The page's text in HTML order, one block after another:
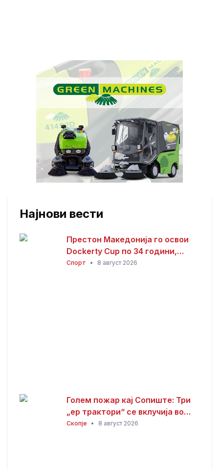
Најнови вести
Престон Македонија го освои
Dockerty Cup по 34 години,
Тевере прогласен за најдобар
Спорт • 8 август 2026
Голем пожар кај Сопиште: Три
„ер трактори“ се вклучија во
гаснењето, гори
Скопје • 8 август 2026